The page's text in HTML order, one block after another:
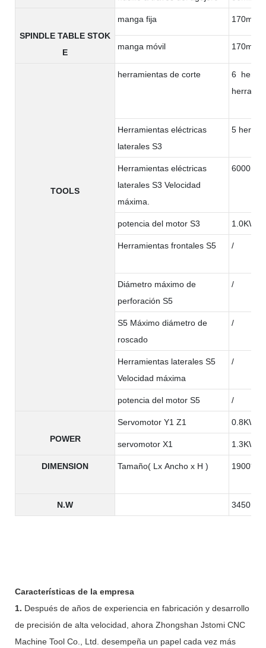
SPINDLE TABLE STOK
E
manga fija
manga móvil
TOOLS
herramientas de corte
6
Herramientas eléctricas
laterales S3
5
Herramientas eléctricas
laterales S3 Velocidad
máxima.
6000rpm
potencia del motor S3 1.0KW
Herramientas frontales S5 /
Diámetro máximo de
perforación S5
/
S5 Máximo diámetro de
roscado
/
Herramientas laterales S5
Velocidad máxima
/
potencia del motor S5 /
POWER
Servomotor Y1 Z1 0.8KW
servomotor X1 1.3KW
DIMENSION Tamaño( Lx Ancho x H )
N.W 3450KG
Características de la empresa
1. Después de años de experiencia en fabricación y desarrollo
de precisión de alta velocidad, ahora Zhongshan Jstomi CNC
Machine Tool Co., Ltd. desempeña un papel cada vez más